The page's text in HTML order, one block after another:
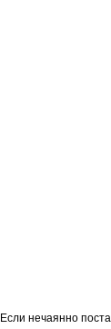
Если нечаянно